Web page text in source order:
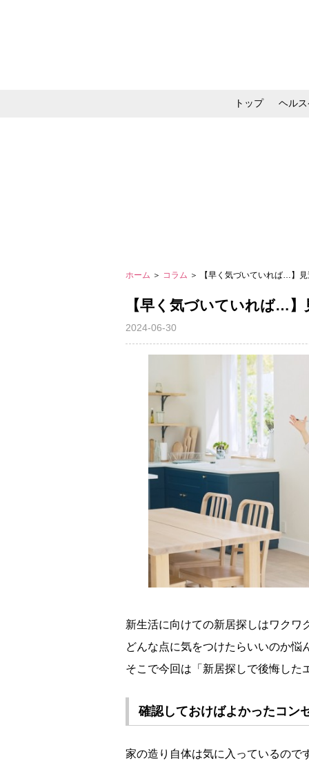
トップ ヘル
ホーム ＞ コラム ＞ 【早く気づいていれば…】
【早く気づいていれば…
2024-06-30
新生活に向けての新居探しはワクワ
どんな点に気をつけたらいいのか悩
そこで今回は「新居探しで後悔した
確認しておけばよかったコン
家の造り自体は気に入っているので